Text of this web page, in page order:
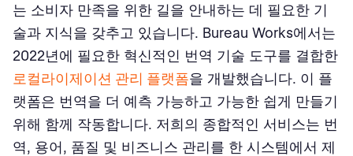
는 소비자 만족을 위한 길을 안내하는 데 필요한 기
술과 지식을 갖추고 있습니다. Bureau Works에서는
2022년에 필요한 혁신적인 번역 기술 도구를 결합한
로컬라이제이션 관리 플랫폼을 개발했습니다. 이 플
랫폼은 번역을 더 예측 가능하고 가능한 쉽게 만들기
위해 함께 작동합니다. 저희의 종합적인 서비스는 번
역, 용어, 품질 및 비즈니스 관리를 한 시스템에서 제